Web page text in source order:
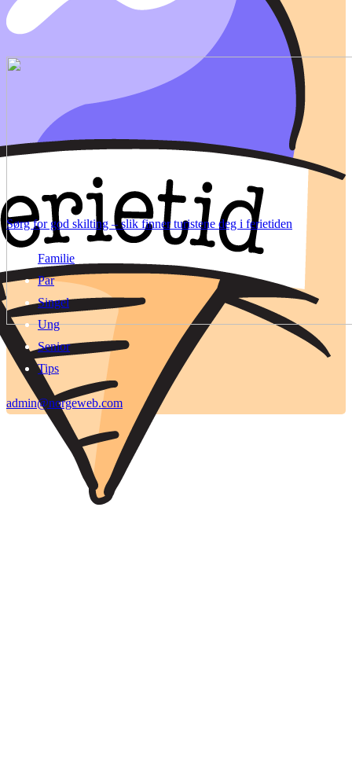
Sørg for god skilting – slik finner turistene deg i ferietiden
Familie
Par
Singel
Ung
Senior
Tips
admin@norgeweb.com